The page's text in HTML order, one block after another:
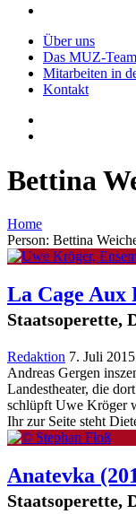
Über uns
Das MUZ-Team
Mitarbeiten in
Kontakt
Bettina
Home
Person: Bettina
La Cage Aux
Staatsoperette,
Redaktion 7. Juli 2015
Andreas Gergen
Landestheater, die
schlüpft Uwe Kröger
Ihr zur Seite steht
Anatevka
Staatsoperette,